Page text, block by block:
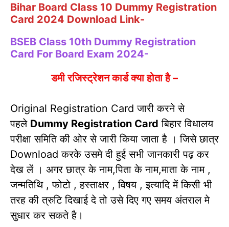
Bihar Board Class 10 Dummy Registration
Card 2024 Download Link-
BSEB Class 10th Dummy Registration
Card For Board Exam 2024-
डमी रजिस्ट्रेशन कार्ड क्या होता है –
Original Registration Card जारी करने से
पहले Dummy Registration Card बिहार विधालय
परीक्षा समिति की ओर से जारी किया जाता है । जिसे छात्र
Download करके उसमे दी हुई सभी जानकारी पढ़ कर
देख लें । अगर छात्र के नाम,पिता के नाम,माता के नाम ,
जन्मतिथि , फोटो , हस्ताक्षर , विषय , इत्यादि में किसी भी
तरह की त्रुटि दिखाई दे तो उसे दिए गए समय अंतराल मे
सुधार कर सकते है।